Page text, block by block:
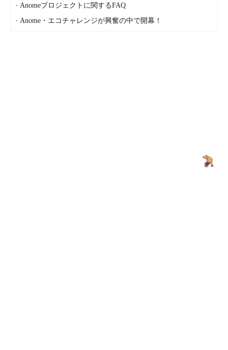
· Anomeプロジェクトに関するFAQ
· Anome・エコチャレンジが興奮の中で開幕！